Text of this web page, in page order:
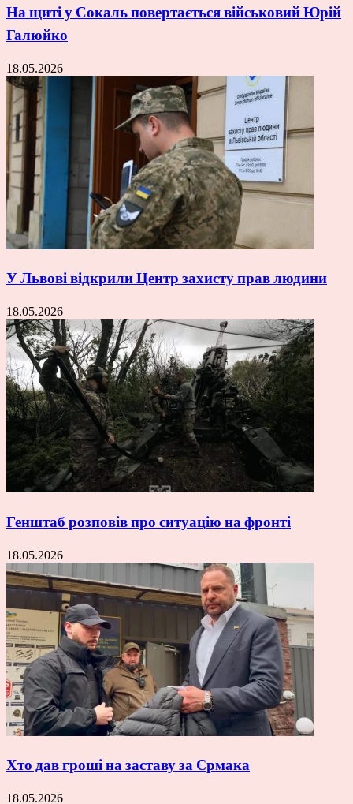
На щиті у Сокаль повертається військовий Юрій
Галюйко
18.05.2026
У Львові відкрили Центр захисту прав людини
18.05.2026
Генштаб розповів про ситуацію на фронті
18.05.2026
Хто дав гроші на заставу за Єрмака
18.05.2026